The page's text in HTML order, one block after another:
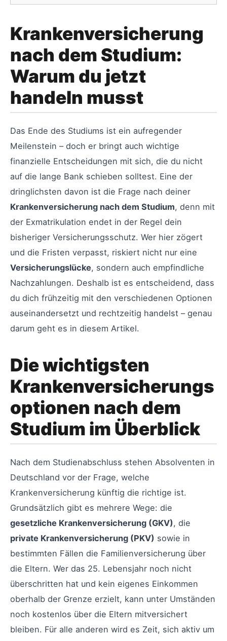
Krankenversicherung
nach dem Studium:
Warum du jetzt
handeln musst
Das Ende des Studiums ist ein aufregender
Meilenstein – doch er bringt auch wichtige
finanzielle Entscheidungen mit sich, die du nicht
auf die lange Bank schieben solltest. Eine der
dringlichsten davon ist die Frage nach deiner
Krankenversicherung nach dem Studium, denn mit
der Exmatrikulation endet in der Regel dein
bisheriger Versicherungsschutz. Wer hier zögert
und die Fristen verpasst, riskiert nicht nur eine
Versicherungslücke, sondern auch empfindliche
Nachzahlungen. Deshalb ist es entscheidend, dass
du dich frühzeitig mit den verschiedenen Optionen
auseinandersetzt und rechtzeitig handelst – genau
darum geht es in diesem Artikel.
Die wichtigsten
Krankenversicherungs
optionen nach dem
Studium im Überblick
Nach dem Studienabschluss stehen Absolventen in
Deutschland vor der Frage, welche
Krankenversicherung künftig die richtige ist.
Grundsätzlich gibt es mehrere Wege: die
gesetzliche Krankenversicherung (GKV), die
private Krankenversicherung (PKV) sowie in
bestimmten Fällen die Familienversicherung über
die Eltern. Wer das 25. Lebensjahr noch nicht
überschritten hat und kein eigenes Einkommen
oberhalb der Grenze erzielt, kann unter Umständen
noch kostenlos über die Eltern mitversichert
bleiben. Für alle anderen wird es Zeit, sich aktiv um